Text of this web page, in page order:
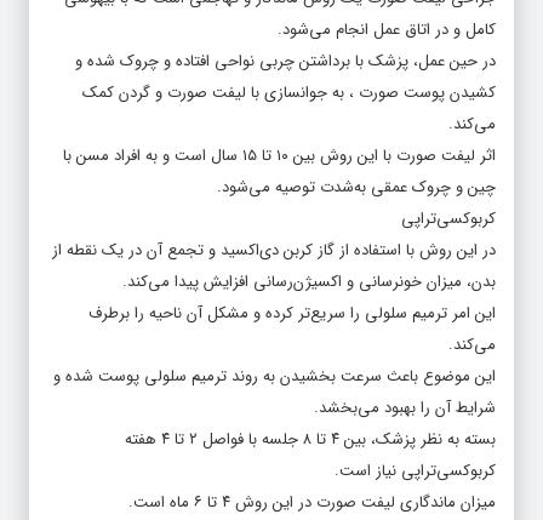
کامل و در اتاق عمل انجام می‌شود.
در حین عمل، پزشک با برداشتن چربی‌ نواحی افتاده و چروک شده و
کشیدن پوست صورت ، به جوانسازی با لیفت صورت و گردن کمک
می‌کند.
اثر لیفت صورت با این روش بین ۱۰ تا ۱۵ سال است و به افراد مسن با
چین و چروک عمقی به‌شدت توصیه می‌شود.
کربوکسی‌تراپی
در این روش با استفاده از گاز کربن دی‌اکسید و تجمع آن در یک نقطه از
بدن، میزان خونرسانی و اکسیژن‌رسانی افزایش پیدا می‌کند.
این امر ترمیم سلولی را سریع‌تر کرده و مشکل آن ناحیه را برطرف
می‌کند.
این موضوع باعث سرعت بخشیدن به روند ترمیم سلولی پوست شده و
شرایط آن را بهبود می‌بخشد.
بسته به نظر پزشک، بین ۴ تا ۸ جلسه با فواصل ۲ تا ۴ هفته
کربوکسی‌تراپی نیاز است.
میزان ماندگاری لیفت صورت در این روش ۴ تا ۶ ماه است.